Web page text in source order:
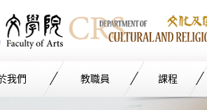
我們 教職員 課程